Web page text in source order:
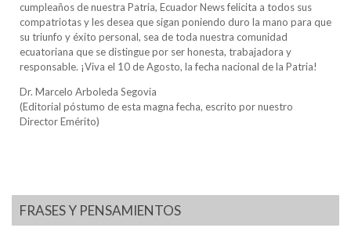
cumpleaños de nuestra Patria, Ecuador News felicita a todos sus
compatriotas y les desea que sigan poniendo duro la mano para que
su triunfo y éxito personal, sea de toda nuestra comunidad
ecuatoriana que se distingue por ser honesta, trabajadora y
responsable. ¡Viva el 10 de Agosto, la fecha nacional de la Patria!
Dr. Marcelo Arboleda Segovia
(Editorial póstumo de esta magna fecha, escrito por nuestro
Director Emérito)
FRASES Y PENSAMIENTOS